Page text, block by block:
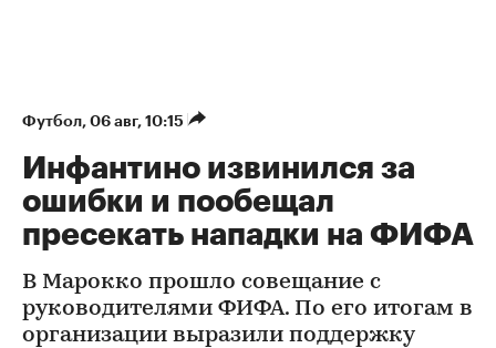
Футбол 06 авг, 10:15
Инфантино извинился за
ошибки и пообещал
пресекать нападки на ФИФА
В Марокко прошло совещание с
руководителями ФИФА. По его итогам в
организации выразили поддержку